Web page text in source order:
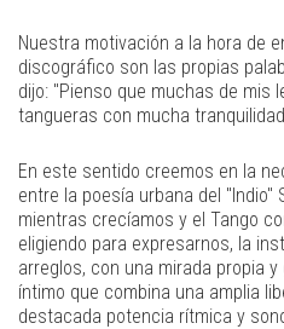
Nuestra motivación a la hora de
discográfico son las propias
dijo: "Pienso que muchas de mis
tangueras con mucha
En este sentido creemos en la
entre la poesía urbana del "Indio"
mientras crecíamos y el Tango
eligiendo para expresarnos, la
arreglos, con una mirada propia
íntimo que combina una amplia
destacada potencia rítmica y